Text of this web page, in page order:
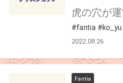
#fantia #ko_yu
2022.08.26
Fantia